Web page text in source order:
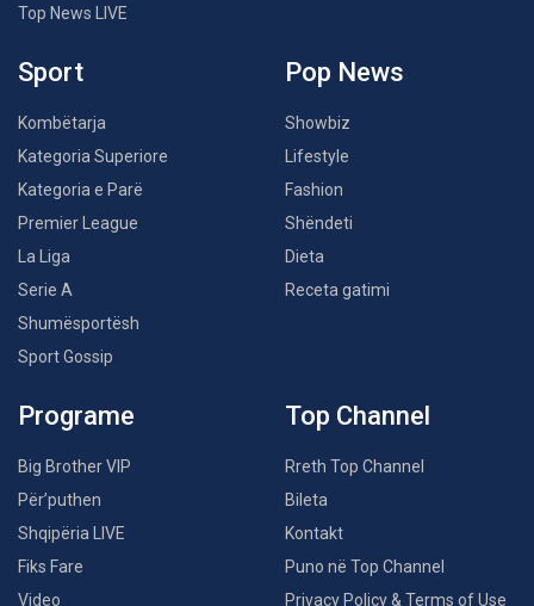
Top News LIVE
Sport
Kombëtarja
Kategoria Superiore
Kategoria e Parë
Premier League
La Liga
Serie A
Shumësportësh
Sport Gossip
Pop News
Showbiz
Lifestyle
Fashion
Shëndeti
Dieta
Receta gatimi
Programe
Big Brother VIP
Për’puthen
Shqipëria LIVE
Fiks Fare
Video
Top Channel
Rreth Top Channel
Bileta
Kontakt
Puno në Top Channel
Privacy Policy & Terms of Use